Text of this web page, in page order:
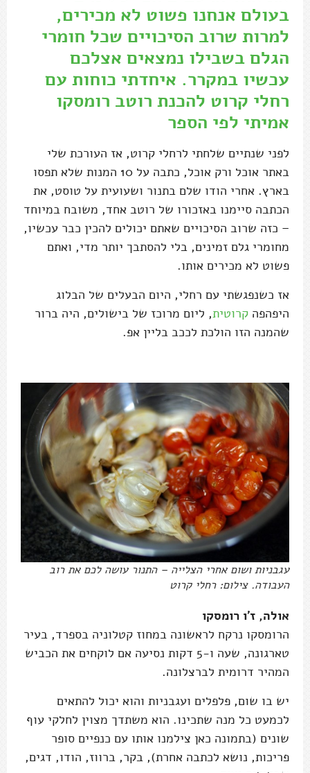
בעולם אנחנו פשוט לא מכירים,
למרות שרוב הסיכויים שכל חומרי
הגלם בשבילו נמצאים אצלכם
עכשיו במקרר. איחדתי כוחות עם
רחלי קרוט להכנת רוטב רומסקו
אמיתי לפי הספר
לפני שנתיים שלחתי לרחלי קרוט, אז העורכת שלי
באתר אוכל ורק אוכל, כתבה על 10 המנות שלא תפסו
בארץ. אחרי הודו שלם בתנור ושעועית על טוסט, את
הכתבה סיימנו באזכורו של רוטב אחד, משובח במיוחד
– כזה שרוב הסיכויים שאתם יכולים להכין כבר עכשיו,
מחומרי גלם זמינים, בלי להסתבך יותר מדי, ואתם
פשוט לא מכירים אותו.
אז כשנפגשתי עם רחלי, היום הבעלים של הבלוג
היפהפה קרוטית, ליום מרוכז של בישולים, היה ברור
שהמנה הזו הולכת לככב בליין אפ.
עגבניות ושום אחרי הצלייה – התנור עושה לכם את רוב
העבודה. צילום: רחלי קרוט
אולה, ז'ו רומסקו
הרומסקו נרקח לראשונה במחוז קטלוניה בספרד, בעיר
טארגונה, שעה ו-5 דקות נסיעה אם לוקחים את הכביש
המהיר דרומית לברצלונה.
יש בו שום, פלפלים ועגבניות והוא יכול להתאים
לכמעט כל מנה שתכינו. הוא משתדך מצוין לחלקי עוף
שונים (בתמונה כאן צילמנו אותו עם כנפיים סופר
פריכות, נושא לכתבה אחרת), בקר, ברווז, הודו, דגים,